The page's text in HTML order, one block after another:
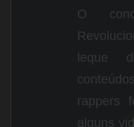
O
leque
rappers
alguns